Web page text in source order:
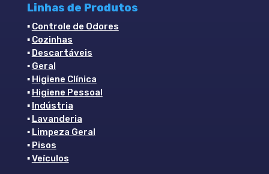
Linhas de Produtos
▪ Controle de Odores
▪ Cozinhas
▪ Descartáveis
▪ Geral
▪ Higiene Clínica
▪ Higiene Pessoal
▪ Indústria
▪ Lavanderia
▪ Limpeza Geral
▪ Pisos
▪Veículos